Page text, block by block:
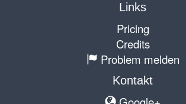
Links
Pricing
Credits
Problem melden
Kontakt